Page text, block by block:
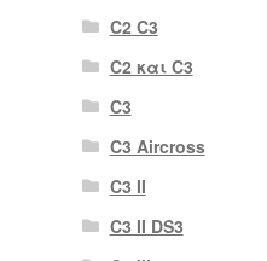
C2 C3
C2 και C3
C3
C3 Aircross
C3 II
C3 II DS3